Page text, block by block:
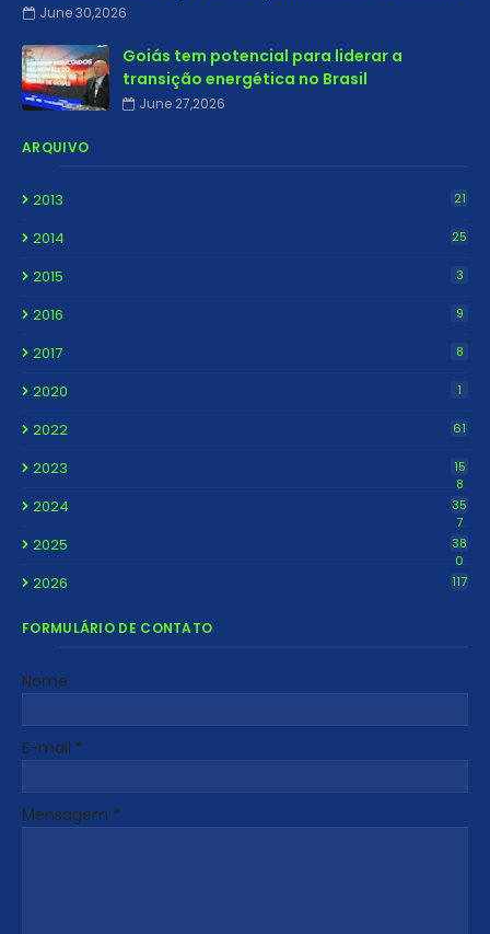
June 30,2026
Goiás tem potencial para liderar a
transição energética no Brasil
June 27,2026
ARQUIVO
2013 21
2014 25
2015 3
2016 9
2017 8
2020 1
2022 61
2023
15
8
2024
35
7
2025
38
0
2026 117
FORMULÁRIO DE CONTATO
Nome
E-mail *
Mensagem *